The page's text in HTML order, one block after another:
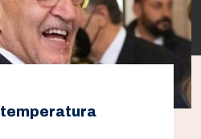
temperatura